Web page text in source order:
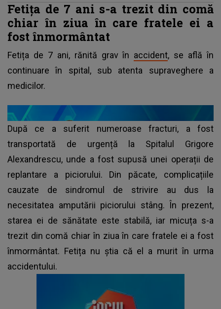
Fetița de 7 ani s-a trezit din comă
chiar în ziua în care fratele ei a
fost înmormântat
Fetița de 7 ani, rănită grav în accident, se află în
continuare în spital, sub atenta supraveghere a
medicilor.
După ce a suferit numeroase fracturi, a fost
transportată de urgență la Spitalul Grigore
Alexandrescu, unde a fost supusă unei operații de
replantare a piciorului. Din păcate, complicațiile
cauzate de sindromul de strivire au dus la
necesitatea amputării piciorului stâng. În prezent,
starea ei de sănătate este stabilă, iar micuța s-a
trezit din comă chiar în ziua în care fratele ei a fost
înmormântat. Fetița nu știa că el a murit în urma
accidentului.